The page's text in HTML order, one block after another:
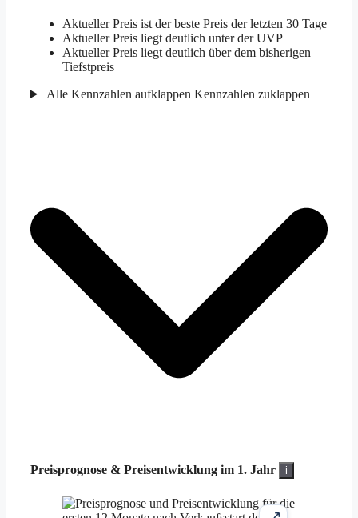
Aktueller Preis ist der beste Preis der letzten 30 Tage
Aktueller Preis liegt deutlich unter der UVP
Aktueller Preis liegt deutlich über dem bisherigen
Tiefstpreis
Alle Kennzahlen aufklappen Kennzahlen zuklappen
Preisprognose & Preisentwicklung im 1. Jahr i